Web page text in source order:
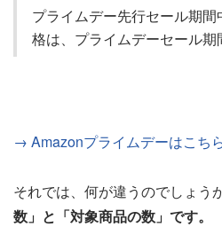
プライムデー先行セール期
格は、プライムデーセール期
→ Amazonプライムデーはこち
それでは、何が違うのでしょう
数」と「対象商品の数」です。